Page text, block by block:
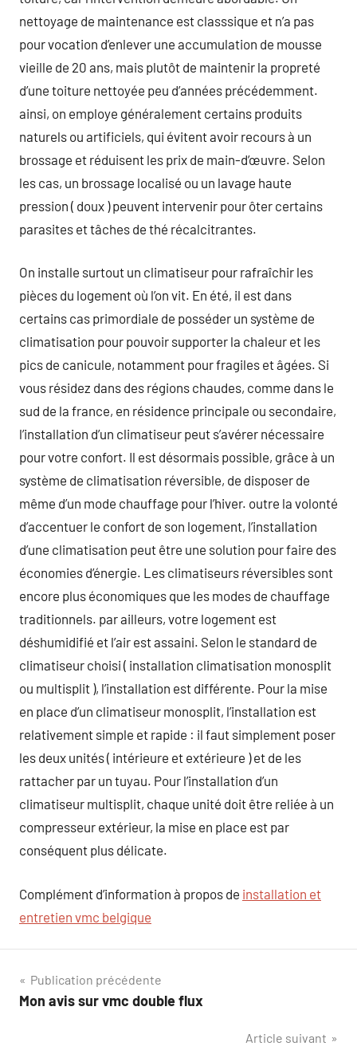
nettoyage de maintenance est classsique et n’a pas
pour vocation d’enlever une accumulation de mousse
vieille de 20 ans, mais plutôt de maintenir la propreté
d’une toiture nettoyée peu d’années précédemment.
ainsi, on employe généralement certains produits
naturels ou artificiels, qui évitent avoir recours à un
brossage et réduisent les prix de main-d’œuvre. Selon
les cas, un brossage localisé ou un lavage haute
pression ( doux ) peuvent intervenir pour ôter certains
parasites et tâches de thé récalcitrantes.
On installe surtout un climatiseur pour rafraîchir les
pièces du logement où l’on vit. En été, il est dans
certains cas primordiale de posséder un système de
climatisation pour pouvoir supporter la chaleur et les
pics de canicule, notamment pour fragiles et âgées. Si
vous résidez dans des régions chaudes, comme dans le
sud de la france, en résidence principale ou secondaire,
l’installation d’un climatiseur peut s’avérer nécessaire
pour votre confort. Il est désormais possible, grâce à un
système de climatisation réversible, de disposer de
même d’un mode chauffage pour l’hiver. outre la volonté
d’accentuer le confort de son logement, l’installation
d’une climatisation peut être une solution pour faire des
économies d’énergie. Les climatiseurs réversibles sont
encore plus économiques que les modes de chauffage
traditionnels. par ailleurs, votre logement est
déshumidifié et l’air est assaini. Selon le standard de
climatiseur choisi ( installation climatisation monosplit
ou multisplit ), l’installation est différente. Pour la mise
en place d’un climatiseur monosplit, l’installation est
relativement simple et rapide : il faut simplement poser
les deux unités ( intérieure et extérieure ) et de les
rattacher par un tuyau. Pour l’installation d’un
climatiseur multisplit, chaque unité doit être reliée à un
compresseur extérieur, la mise en place est par
conséquent plus délicate.
Complément d’information à propos de installation et
entretien vmc belgique
Navigation
de
Publication précédente
Mon avis sur vmc double flux
Article suivant